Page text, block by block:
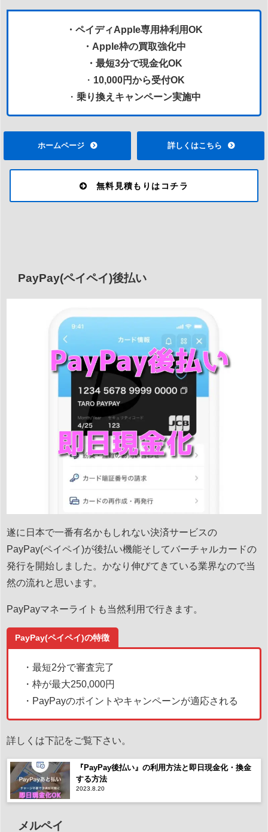
・ペイディApple専用枠利用OK
・Apple枠の買取強化中
・最短3分で現金化OK
・ 10,000円から受付OK
・ 乗り換えキャンペーン実施中
ホームページ 詳しくはこちら
無料見積もりはコチラ
PayPay(ペイペイ)後払い
遂に日本で一番有名かもしれない決済サービスの
PayPay(ペイペイ)が後払い機能そしてバーチャルカードの
発行を開始しました。かなり伸びてきている業界なので当
然の流れと思います。
PayPayマネーライトも当然利用で行きます。
PayPay(ペイペイ)の特徴
・最短2分で審査完了
・枠が最大250,000円
・PayPayのポイントやキャンペーンが適応される
詳しくは下記をご覧下さい。
『PayPay後払い』の利用方法と即日現金化・換金
する方法
2023.8.20
メルペイ